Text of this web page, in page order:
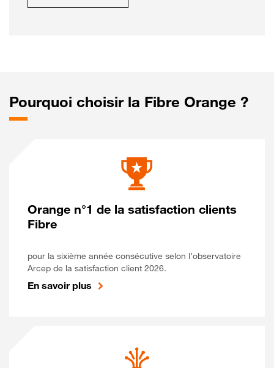
Pourquoi choisir la Fibre Orange ?
Orange n°1 de la satisfaction clients
Fibre
pour la sixième année consécutive selon l’observatoire
Arcep de la satisfaction client 2026.
En savoir plus